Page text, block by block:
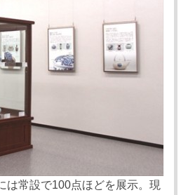
は常設で100点ほどを展示。現